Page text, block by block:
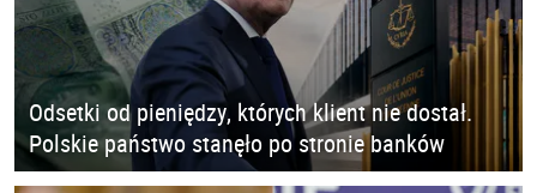
Odsetki od pieniędzy, których klient nie dostał.
Polskie państwo stanęło po stronie banków